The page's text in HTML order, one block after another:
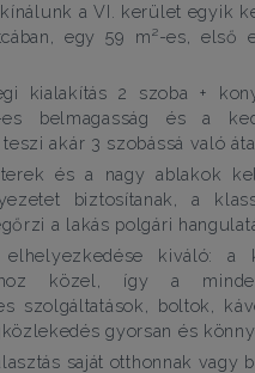
kínálunk a VI. kerület egyik
egy 59 m²-es, első
kialakítás 2 szoba +
belmagasság és a
akár 3 szobássá való
és a nagy ablakok
biztosítanak, a
a lakás polgári
kiváló: a
közel, így a
szolgáltatások, boltok,
gyorsan és
saját otthonnak vagy